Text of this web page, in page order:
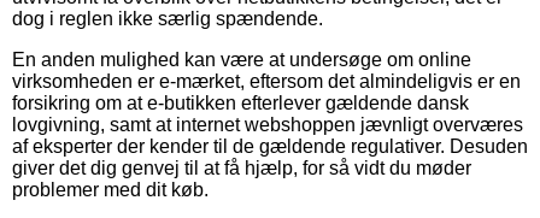
dog i reglen ikke særlig spændende.
En anden mulighed kan være at undersøge om online
virksomheden er e-mærket, eftersom det almindeligvis er en
forsikring om at e-butikken efterlever gældende dansk
lovgivning, samt at internet webshoppen jævnligt overværes
af eksperter der kender til de gældende regulativer. Desuden
giver det dig genvej til at få hjælp, for så vidt du møder
problemer med dit køb.